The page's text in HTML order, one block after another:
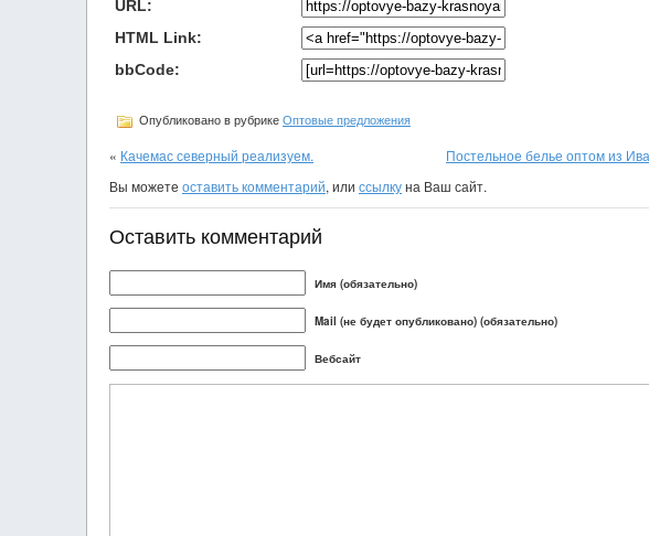
URL:
HTML Link:
bbCode:
Опубликовано в рубрике Оптовые предложения
« Качемас северный реализуем. Постельное белье оптом из
Вы можете оставить комментарий, или ссылкуна Ваш сайт.
Оставить комментарий
Имя (обязательно)
Mail (не будет опубликовано) (обязательно)
Вебсайт